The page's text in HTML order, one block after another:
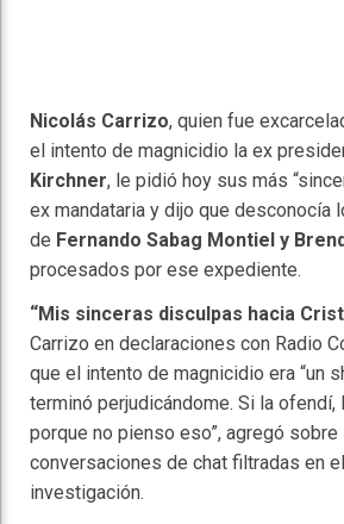
Nicolás Carrizo, quien fue
el intento de magnicidio la ex
Kirchner, le pidió hoy sus más
ex mandataria y dijo que desconocía
de Fernando Sabag Montiel y
procesados por ese expediente.
“Mis sinceras disculpas hacia
Carrizo en declaraciones con Radio
que el intento de magnicidio era “un
terminó perjudicándome. Si la
porque no pienso eso”, agregó sobre
conversaciones de chat filtradas en
investigación.